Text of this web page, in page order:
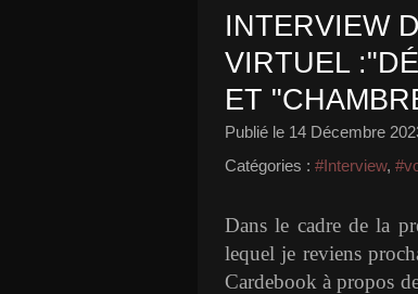
INTERVIEW
VIRTUEL
ET
Publié le 14 Décembre
Catégories : #Interview,
Dans le cadre de la
lequel je reviens
Cardebook à propos